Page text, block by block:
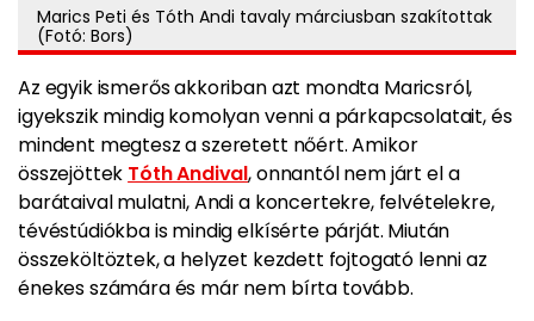
Marics Peti és Tóth Andi tavaly márciusban szakítottak
(Fotó: Bors)
Az egyik ismerős akkoriban azt mondta Maricsról,
igyekszik mindig komolyan venni a párkapcsolatait, és
mindent megtesz a szeretett nőért. Amikor
összejöttek Tóth Andival, onnantól nem járt el a
barátaival mulatni, Andi a koncertekre, felvételekre,
tévéstúdiókba is mindig elkísérte párját. Miután
összeköltöztek, a helyzet kezdett fojtogató lenni az
énekes számára és már nem bírta tovább.